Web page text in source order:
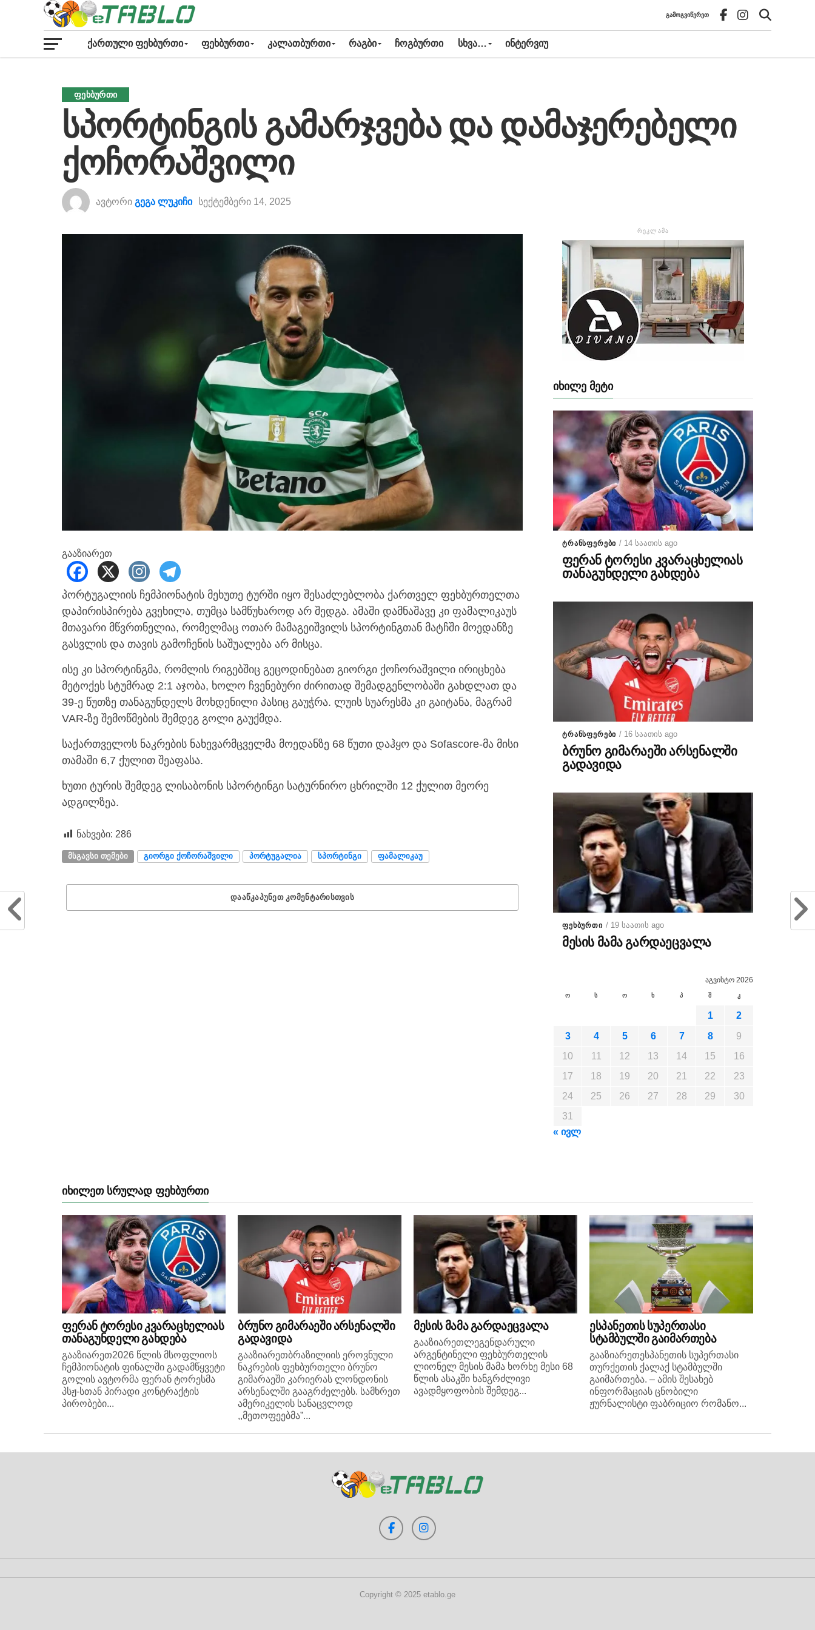
ᲒᲐᲛᲝᲒᲕᲘᲬᲔᲠᲔᲗ
ᲥᲐᲠᲗᲣᲚᲘ ᲤᲔᲮᲑᲣᲠᲗᲘ ᲤᲔᲮᲑᲣᲠᲗᲘ ᲙᲐᲚᲐᲗᲑᲣᲠᲗᲘ ᲠᲐᲒᲑᲘ ᲩᲝᲒᲑᲣᲠᲗᲘ ᲡᲮᲕᲐ… ᲘᲜᲢᲔᲠᲕᲘᲣ
ᲤᲔᲮᲑᲣᲠᲗᲘ
სპორტინგის გამარჯვება და დამაჯერებელი
ქოჩორაშვილი
ავტორი გეგა ლუკიჩი სექტემბერი 14, 2025
გააზიარეთ
პორტუგალიის ჩემპიონატის მეხუთე ტურში იყო შესაძლებლობა ქართველ ფეხბურთელთა
დაპირისპირება გვეხილა, თუმცა სამწუხაროდ არ შედგა. ამაში დამნაშავე კი ფამალიკაუს
მთავარი მწვრთნელია, რომელმაც ოთარ მამაგეიშვილს სპორტინგთან მატჩში მოედანზე
გასვლის და თავის გამოჩენის საშუალება არ მისცა.
ისე კი სპორტინგმა, რომლის რიგებშიც გეცოდინებათ გიორგი ქოჩორაშვილი ირიცხება
მეტოქეს სტუმრად 2:1 აჯობა, ხოლო ჩვენებური ძირითად შემადგენლობაში გახდლათ და
39-ე წუთზე თანაგუნდელს მოხდენილი პასიც გაუჭრა. ლუის სუარესმა კი გაიტანა, მაგრამ
VAR-ზე შემოწმების შემდეგ გოლი გაუქმდა.
საქართველოს ნაკრების ნახევარმცველმა მოედანზე 68 წუთი დაჰყო და Sofascore-მა მისი
თამაში 6,7 ქულით შეაფასა.
ხუთი ტურის შემდეგ ლისაბონის სპორტინგი სატურნირო ცხრილში 12 ქულით მეორე
ადგილზეა.
ნახვები: 286
ᲛᲡᲒᲐᲕᲡᲘ ᲗᲔᲛᲔᲑᲘ ᲒᲘᲝᲠᲒᲘ ᲥᲝᲩᲝᲠᲐᲨᲕᲘᲚᲘ ᲞᲝᲠᲢᲣᲒᲐᲚᲘᲐ ᲡᲞᲝᲠᲢᲘᲜᲒᲘ ᲤᲐᲛᲐᲚᲘᲙᲐᲣ
ᲓᲐᲐᲬᲙᲐᲞᲣᲜᲔᲗ ᲙᲝᲛᲔᲜᲢᲐᲠᲘᲡᲗᲕᲘᲡ
ᲠᲔᲙᲚᲐᲛᲐ
ᲘᲮᲘᲚᲔ ᲛᲔᲢᲘ
ᲢᲠᲐᲜᲡᲤᲔᲠᲔᲑᲘ / 14 საათის ago
ფერან ტორესი კვარაცხელიას
თანაგუნდელი გახდება
ᲢᲠᲐᲜᲡᲤᲔᲠᲔᲑᲘ / 16 საათის ago
ბრუნო გიმარაეში არსენალში
გადავიდა
ᲤᲔᲮᲑᲣᲠᲗᲘ / 19 საათის ago
მესის მამა გარდაეცვალა
აგვისტო 2026
ო ს ო ხ პ შ კ
1
2
3
4 5 6 7 8
9
10
11 12 13 14 15
16
17
18 19 20 21 22
23
24
25 26 27 28 29
30
31
« ივლ
ᲘᲮᲘᲚᲔᲗ ᲡᲠᲣᲚᲐᲓ ᲤᲔᲮᲑᲣᲠᲗᲘ
ფერან ტორესი კვარაცხელიას
თანაგუნდელი გახდება
გააზიარეთ2026 წლის მსოფლიოს
ჩემპიონატის ფინალში გადამწყვეტი
გოლის ავტორმა ფერან ტორესმა
პსჟ-სთან პირადი კონტრაქტის
პირობები...
ბრუნო გიმარაეში არსენალში
გადავიდა
გააზიარეთბრაზილიის ეროვნული
ნაკრების ფეხბურთელი ბრუნო
გიმარაეში კარიერას ლონდონის
არსენალში გააგრძელებს. სამხრეთ
ამერიკელის სანაცვლოდ
,,მეთოფეებმა”...
მესის მამა გარდაეცვალა
გააზიარეთლეგენდარული
არგენტინელი ფეხბურთელის
ლიონელ მესის მამა ხორხე მესი 68
წლის ასაკში ხანგრძლივი
ავადმყოფობის შემდეგ...
ესპანეთის სუპერთასი
სტამბულში გაიმართება
გააზიარეთესპანეთის სუპერთასი
თურქეთის ქალაქ სტამბულში
გაიმართება. – ამის შესახებ
ინფორმაციას ცნობილი
ჟურნალისტი ფაბრიციო რომანო...
Copyright © 2025 etablo.ge